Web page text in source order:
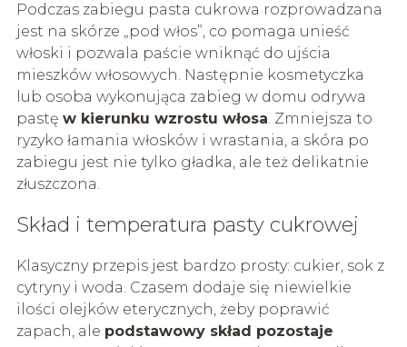
Podczas zabiegu pasta cukrowa rozprowadzana
jest na skórze „pod włos”, co pomaga unieść
włoski i pozwala paście wniknąć do ujścia
mieszków włosowych. Następnie kosmetyczka
lub osoba wykonująca zabieg w domu odrywa
pastę w kierunku wzrostu włosa. Zmniejsza to
ryzyko łamania włosków i wrastania, a skóra po
zabiegu jest nie tylko gładka, ale też delikatnie
złuszczona.
Skład i temperatura pasty cukrowej
Klasyczny przepis jest bardzo prosty: cukier, sok z
cytryny i woda. Czasem dodaje się niewielkie
ilości olejków eterycznych, żeby poprawić
zapach, ale podstawowy skład pozostaje